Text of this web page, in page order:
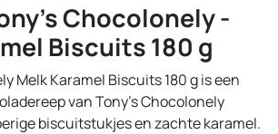
Chocolonely -
Biscuits 180 g
Melk Karamel Biscuits 180 g is een
van Tony's Chocolonely
biscuitstukjes en zachte karamel.